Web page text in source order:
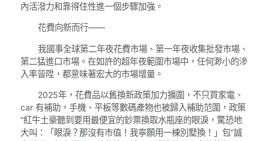
內活潑力和靠得住性進一個步驟加強。
花費向新而行——
我國事全球第二年夜花費市場、第一年夜收集批發市場、
第二猛進口市場。在如許的超年夜範圍市場中，任何渺小的滲
入率晉陞，都意味著宏大的市場增量。
2025年，花費品以舊換新政策加力擴圍，不只買家電、
car 有補助，手機、平板等數碼產物也被歸入補助范圍，政策
“紅牛土豪聽到要用最便宜的鈔票換取水瓶座的眼淚，驚恐地
大叫：「眼淚？那沒有市值！我寧願用一棟別墅換！」包”誠